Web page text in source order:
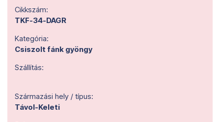
Cikkszám:
TKF-34-DAGR
Kategória:
Csiszolt fánk gyöngy
Szállítás:
Származási hely / típus:
Távol-Keleti